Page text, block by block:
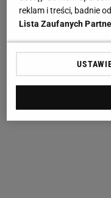
reklam i treści, badnie
Lista Zaufanych